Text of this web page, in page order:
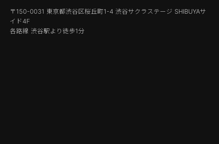
〒150-0031 東京都渋谷区桜丘町1-4 渋谷サクラステージ SHIBUYAサ
イド4F
各路線 渋谷駅より徒歩1分